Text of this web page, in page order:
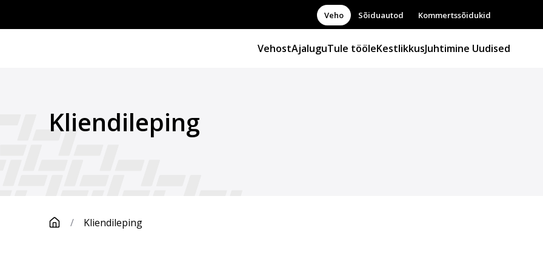
Kliendileping
Veho Sõiduautod Kommertssõidukid
VehostAjaluguTule tööleKestlikkusJuhtimine Uudised
/ Kliendileping